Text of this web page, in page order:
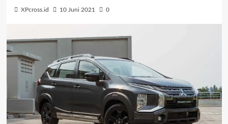
XPcross.id 10 Juni 2021 0